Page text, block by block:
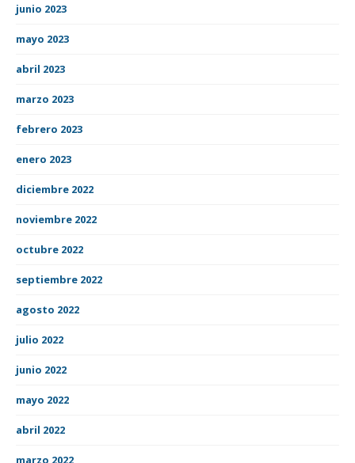
junio 2023
mayo 2023
abril 2023
marzo 2023
febrero 2023
enero 2023
diciembre 2022
noviembre 2022
octubre 2022
septiembre 2022
agosto 2022
julio 2022
junio 2022
mayo 2022
abril 2022
marzo 2022